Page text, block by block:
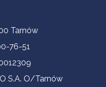
Tarnów
76-51
S.A. O/Tarnów